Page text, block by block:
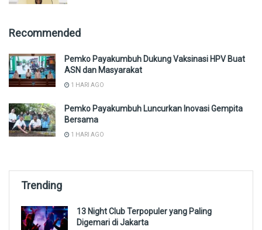
Recommended
Pemko Payakumbuh Dukung Vaksinasi HPV Buat
ASN dan Masyarakat
1 HARI AGO
Pemko Payakumbuh Luncurkan Inovasi Gempita
Bersama
1 HARI AGO
Trending
13 Night Club Terpopuler yang Paling
Digemari di Jakarta